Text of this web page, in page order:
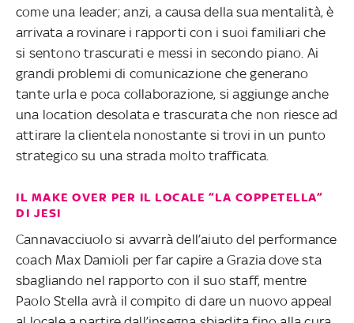
come una leader; anzi, a causa della sua mentalità, è
arrivata a rovinare i rapporti con i suoi familiari che
si sentono trascurati e messi in secondo piano. Ai
grandi problemi di comunicazione che generano
tante urla e poca collaborazione, si aggiunge anche
una location desolata e trascurata che non riesce ad
attirare la clientela nonostante si trovi in un punto
strategico su una strada molto trafficata.
IL MAKE OVER PER IL LOCALE “LA COPPETELLA”
DI JESI
Cannavacciuolo si avvarrà dell’aiuto del performance
coach Max Damioli per far capire a Grazia dove sta
sbagliando nel rapporto con il suo staff, mentre
Paolo Stella avrà il compito di dare un nuovo appeal